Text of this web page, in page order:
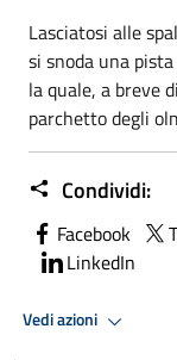
Lasciatosi alle
si snoda una
la quale, a breve
parchetto degli
Condividi:
Facebook
LinkedIn
Vedi azioni